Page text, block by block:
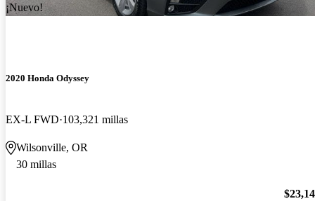
¡Nuevo!
2020 Honda Odyssey
EX-L FWD 103,321 millas
Wilsonville, OR
30 millas